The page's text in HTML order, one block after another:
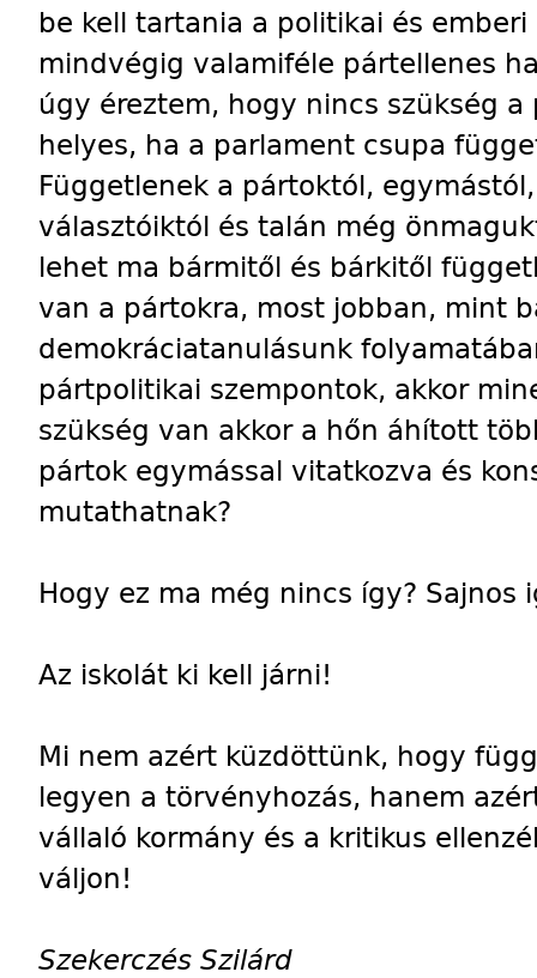
be kell tartania a politikai és
mindvégig valamiféle pártellenes
úgy éreztem, hogy nincs szükség
helyes, ha a parlament csupa
Függetlenek a pártoktól,
választóiktól és talán még
lehet ma bármitől és bárkitől
van a pártokra, most jobban, mint
demokráciatanulásunk
pártpolitikai szempontok, akkor
szükség van akkor a hőn áhított
pártok egymással vitatkozva és
mutathatnak?
Hogy ez ma még nincs így? Sajnos
Az iskolát ki kell járni!
Mi nem azért küzdöttünk, hogy
legyen a törvényhozás, hanem
vállaló kormány és a kritikus
váljon!
Szekerczés Szilárd